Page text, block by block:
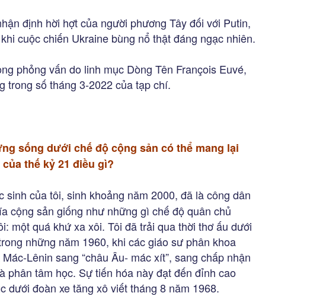
định hời hợt của người phương Tây đối với Putin,
cuộc chiến Ukraine bùng nổ thật đáng ngạc nhiên.
phỏng vấn do linh mục Dòng Tên François Euvé,
trong số tháng 3-2022 của tạp chí.
sống dưới chế độ cộng sản có thể mang lại
thế kỷ 21 điều gì?
sinh của tôi, sinh khoảng năm 2000, đã là công dân
cộng sản giống như những gì chế độ quân chủ
một quá khứ xa xôi. Tôi đã trải qua thời thơ ấu dưới
những năm 1960, khi các giáo sư phân khoa
Lênin sang “châu Âu- mác xít”, sang chấp nhận
phân tâm học. Sự tiến hóa này đạt đến đỉnh cao
dưới đoàn xe tăng xô viết tháng 8 năm 1968.